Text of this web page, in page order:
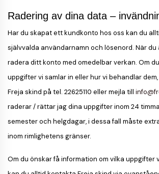
Radering av dina data –
Har du skapat ett kundkonto hos oss kan du
självvalda användarnamn och lösenord. När du
radera ditt konto med omedelbar verkan. Om
uppgifter vi samlar in eller hur vi behandlar
Freja skind på tel. 22625110 eller mejla till
raderar / rättar jag dina uppgifter inom 24
semester och helgdagar, i dessa fall måste
inom rimlighetens gränser.
Om du önskar få information om vilka uppgifter